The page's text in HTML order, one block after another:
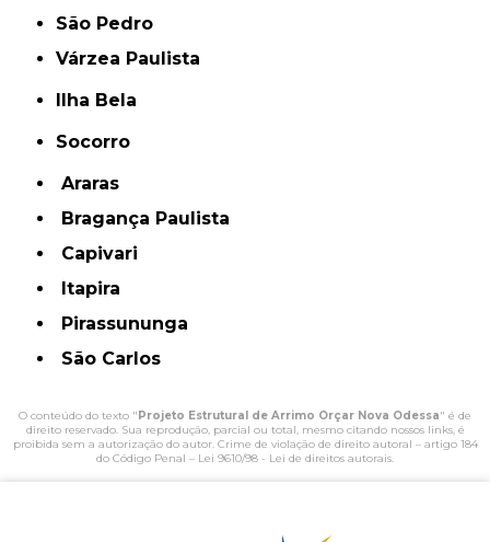
São Pedro
Várzea Paulista
Ilha Bela
Socorro
Araras
Bragança Paulista
Capivari
Itapira
Pirassununga
São Carlos
O conteúdo do texto "Projeto Estrutural de Arrimo Orçar Nova Odessa" é de
direito reservado. Sua reprodução, parcial ou total, mesmo citando nossos links, é
proibida sem a autorização do autor. Crime de violação de direito autoral – artigo 184
do Código Penal – Lei 9610/98 - Lei de direitos autorais.